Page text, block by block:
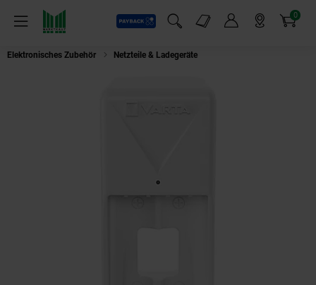
Menü
Payback
Suchfeld einblenden
Markt-Angebote 0
Artikel
Elektronisches Zubehör Netzteile & Ladegeräte